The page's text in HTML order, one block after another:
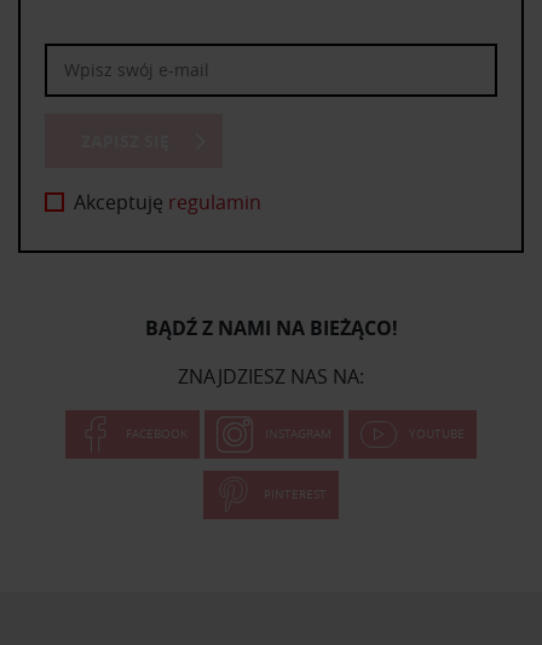
Akceptuję regulamin
BĄDŹ Z NAMI NA BIEŻĄCO!
ZNAJDZIESZ NAS NA:
FACEBOOK INSTAGRAM YOUTUBE
PINTEREST